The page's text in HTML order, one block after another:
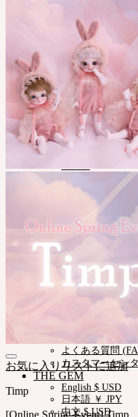
スタイル
アイ
ドレス
ツール
スタンド ㆍバッ
メイク用品
組立てツール
カスタム用品
NEORアーカイブ
Pet Doll
Timp
Fair
iMdaドール
コミュニティー
お知らせ
Neor ブログ
SOOMアーティ
会社紹介
サポート
ご利用案内
ドールサイズ一覧
よくある質問
カスタマーセン
THE GEM
English $ USD
日本語 ￥ JPY
中文 $ USD
お気に入りリストに追加
Timp